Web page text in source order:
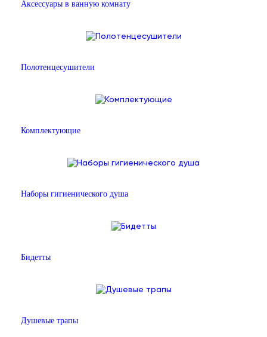
Аксессуары в ванную комнату
Полотенцесушители
Комплектующие
Наборы гигиенического душа
Бидетты
Душевые трапы